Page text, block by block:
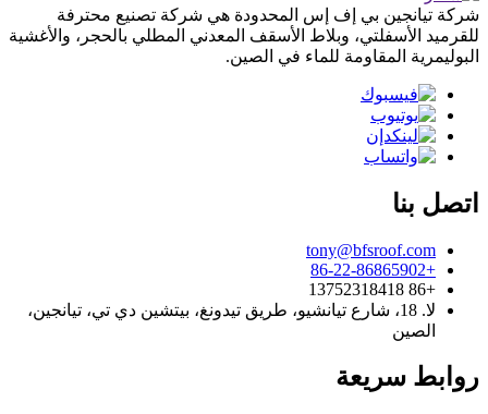
شركة تيانجين بي إف إس المحدودة هي شركة تصنيع محترفة
للقرميد الأسفلتي، وبلاط الأسقف المعدني المطلي بالحجر، والأغشية
البوليمرية المقاومة للماء في الصين.
اتصل بنا
tony@bfsroof.com
+86-22-86865902
+86 13752318418
لا. 18، شارع تيانشيو، طريق تيدونغ، بيتشين دي تي، تيانجين،
الصين
روابط سريعة